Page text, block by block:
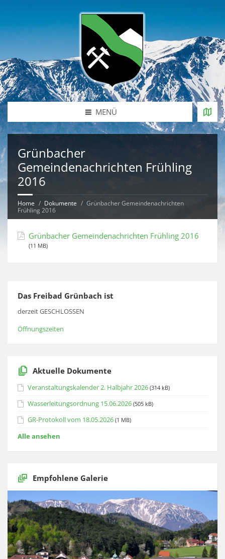
MENÜ
Grünbacher
Gemeindenachrichten Frühling
2016
Home Dokumente
Grünbacher Gemeindenachrichten
Frühling 2016
Grünbacher Gemeindenachrichten Frühling 2016
(11 MB)
Das Freibad Grünbach ist
derzeit GESCHLOSSEN
Öffnungszeiten
Aktuelle Dokumente
Veranstaltungskalender 2. Halbjahr 2026 (314 kB)
Wasserleitungsordnung 15.06.2026 (505 kB)
GR-Protokoll vom 18.05.2026 (1 MB)
Alle ansehen
Empfohlene Galerie